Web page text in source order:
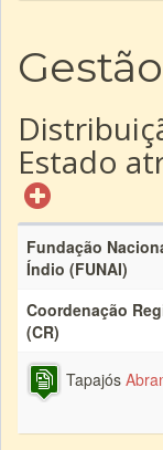
Gestão
Estado
Fundação
Índio (FUNAI)
Coordenação
(CR)
Tapajós